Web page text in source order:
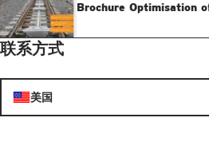
Brochure Optimisation
联系方式
美国